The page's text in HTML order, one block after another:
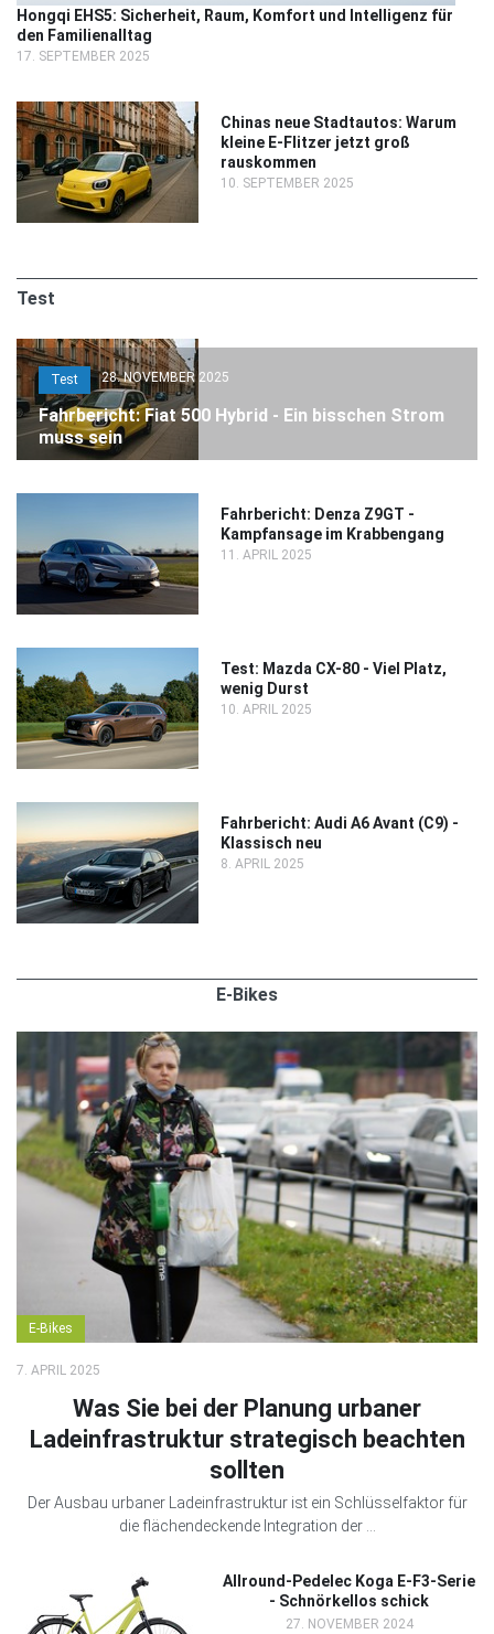
Hongqi EHS5: Sicherheit, Raum, Komfort und Intelligenz für
den Familienalltag
17. SEPTEMBER 2025
Chinas neue Stadtautos: Warum
kleine E-Flitzer jetzt groß
rauskommen
10. SEPTEMBER 2025
Test
Test 28. NOVEMBER 2025
Fahrbericht: Fiat 500 Hybrid - Ein bisschen Strom
muss sein
Fahrbericht: Denza Z9GT -
Kampfansage im Krabbengang
11. APRIL 2025
Test: Mazda CX-80 - Viel Platz,
wenig Durst
10. APRIL 2025
Fahrbericht: Audi A6 Avant (C9) -
Klassisch neu
8. APRIL 2025
E-Bikes
E-Bikes
7. APRIL 2025
Was Sie bei der Planung urbaner
Ladeinfrastruktur strategisch beachten
sollten
Der Ausbau urbaner Ladeinfrastruktur ist ein Schlüsselfaktor für
die flächendeckende Integration der ...
Allround-Pedelec Koga E-F3-Serie
- Schnörkellos schick
27. NOVEMBER 2024